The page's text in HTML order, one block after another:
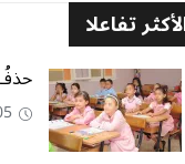
تفاعلا
حذفُ